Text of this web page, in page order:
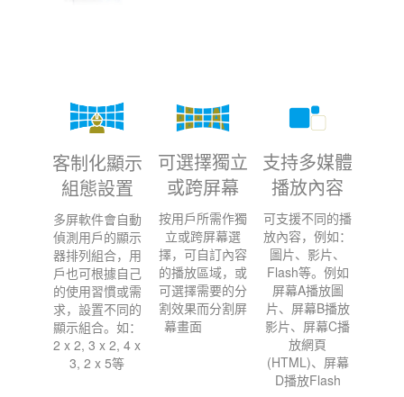
客制化顯示
組態設置
多屏軟件會自動
偵測用戶的顯示
器排列組合，用
戶也可根據自己
的使用習慣或需
求，設置不同的
顯示組合。如：
2 x 2, 3 x 2, 4 x
3, 2 x 5等
可選擇獨立
或跨屏幕
按用戶所需作獨
立或跨屏幕選
擇，可自訂內容
的播放區域，或
可選擇需要的分
割效果而分割屏
幕畫面
支持多媒體
播放內容
可支援不同的播
放內容，例如：
圖片、影片、
Flash等。例如
屏幕A播放圖
片、屏幕B播放
影片、屏幕C播
放網頁
(HTML)、屏幕
D播放Flash